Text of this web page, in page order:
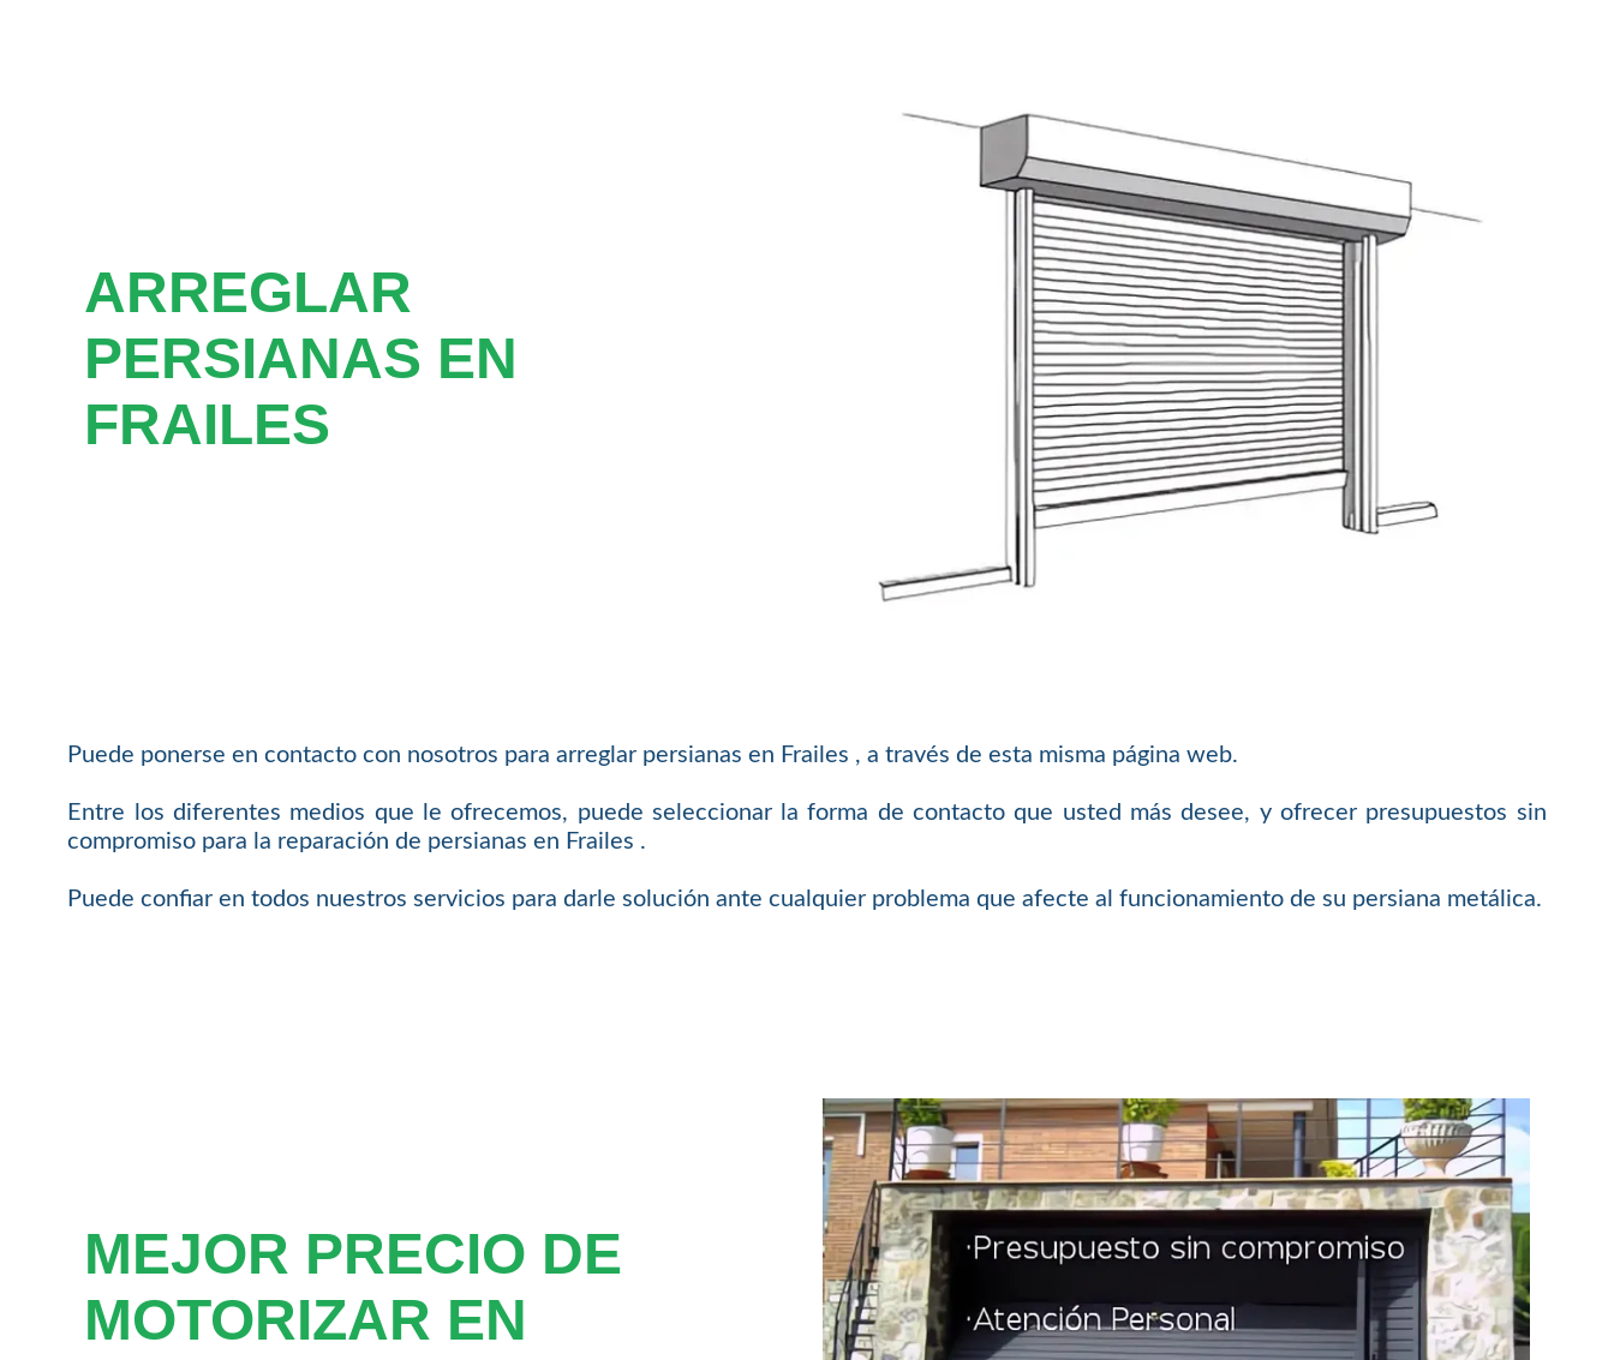
ARREGLAR
PERSIANAS EN
FRAILES
Puede ponerse en contacto con nosotros para arreglar persianas en Frailes , a través de esta misma página web.
Entre los diferentes medios que le ofrecemos, puede seleccionar la forma de contacto que usted más desee, y ofrecer presupuestos sin
compromiso para la reparación de persianas en Frailes .
Puede confiar en todos nuestros servicios para darle solución ante cualquier problema que afecte al funcionamiento de su persiana metálica.
MEJOR PRECIO DE
MOTORIZAR EN